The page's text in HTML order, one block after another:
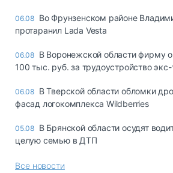
06.08 Во Фрунзенском районе
протаранил Lada Vesta
06.08 В Воронежской области фирму
100 тыс. руб. за трудоустройство
06.08 В Тверской области обломки
фасад логокомплекса Wildberries
05.08 В Брянской области осудят
целую семью в ДТП
Все новости